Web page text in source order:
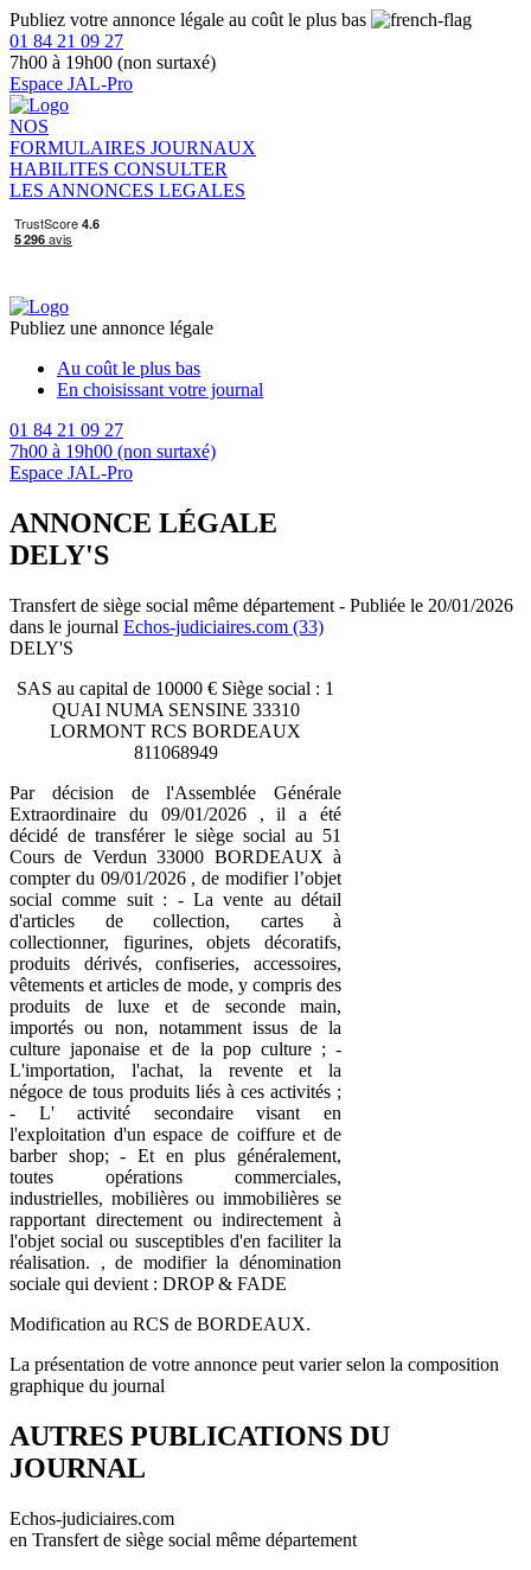
Publiez votre annonce légale au coût le plus bas
01 84 21 09 27
7h00 à 19h00 (non surtaxé)
Espace JAL-Pro
NOS
FORMULAIRES JOURNAUX
HABILITES CONSULTER
LES ANNONCES LEGALES
Publiez une annonce légale
Au coût le plus bas
En choisissant votre journal
01 84 21 09 27
7h00 à 19h00 (non surtaxé)
Espace JAL-Pro
ANNONCE LÉGALE
DELY'S
Transfert de siège social même département - Publiée le 20/01/2026
dans le journal Echos-judiciaires.com (33)
DELY'S
SAS au capital de 10000 € Siège social : 1
QUAI NUMA SENSINE 33310
LORMONT RCS BORDEAUX
811068949
Par décision de l'Assemblée Générale
Extraordinaire du 09/01/2026 , il a été
décidé de transférer le siège social au 51
Cours de Verdun 33000 BORDEAUX à
compter du 09/01/2026 , de modifier l’objet
social comme suit : - La vente au détail
d'articles de collection, cartes à
collectionner, figurines, objets décoratifs,
produits dérivés, confiseries, accessoires,
vêtements et articles de mode, y compris des
produits de luxe et de seconde main,
importés ou non, notamment issus de la
culture japonaise et de la pop culture ; -
L'importation, l'achat, la revente et la
négoce de tous produits liés à ces activités ;
- L' activité secondaire visant en
l'exploitation d'un espace de coiffure et de
barber shop; - Et en plus généralement,
toutes opérations commerciales,
industrielles, mobilières ou immobilières se
rapportant directement ou indirectement à
l'objet social ou susceptibles d'en faciliter la
réalisation. , de modifier la dénomination
sociale qui devient : DROP & FADE
Modification au RCS de BORDEAUX.
La présentation de votre annonce peut varier selon la composition
graphique du journal
AUTRES PUBLICATIONS DU
JOURNAL
Echos-judiciaires.com
en Transfert de siège social même département